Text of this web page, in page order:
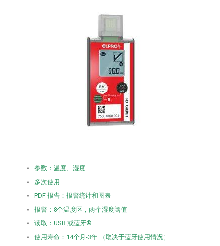
参数：温度、湿度
多次使用
PDF 报告：报警统计和图表
报警：8个温度区，两个湿度阈值
读取：USB 或蓝牙®
使用寿命：14个月-3年 （取决于蓝牙使用情况）